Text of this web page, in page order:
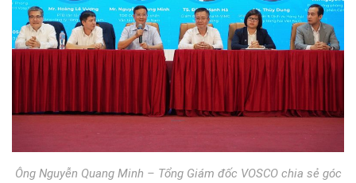
Ông Nguyễn Quang Minh – Tổng Giám đốc VOSCO chia sẻ góc